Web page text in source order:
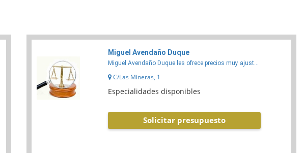
Miguel Avendaño Duque
Miguel Avendaño Duque les ofrece precios muy ajust...
C/Las Mineras, 1
Especialidades disponibles
Solicitar presupuesto